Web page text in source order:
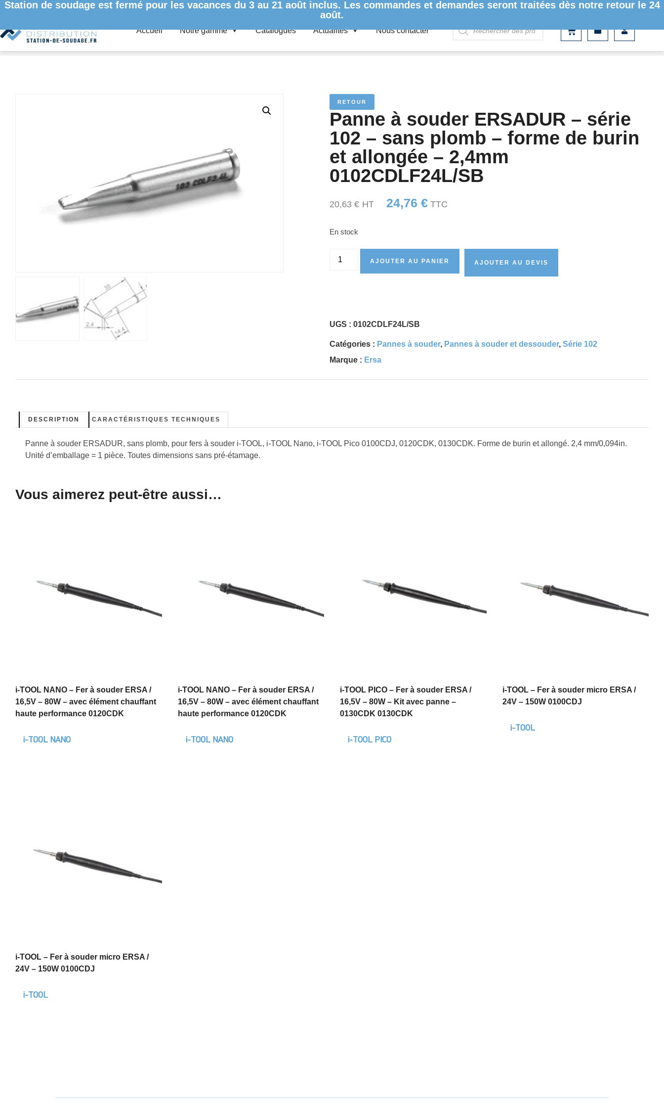
Station de soudage est fermé pour les vacances du 3 au 21 août inclus. Les commandes et demandes seront traitées dès notre retour le 24
août.
Accueil Notre gamme Catalogues Actualités Nous contacter
ACCUEIL/PANNES À SOUDER ET DESSOUDER PANNES À SOUDER SÉRIE 102
/ PANNE À SOUDER ERSADUR – SÉRIE 102 – SANS PLOMB – FORME DE BURIN ET ALLONGÉE – 2,4MM
0102CDLF24L/SB
RETOUR
Panne à souder ERSADUR – série
102 – sans plomb – forme de burin
et allongée – 2,4mm
0102CDLF24L/SB
20,63 € HT 24,76 €TTC
En stock
AJOUTER AU PANIER AJOUTER AU DEVIS
UGS : 0102CDLF24L/SB
Catégories : Pannes à souder, Pannes à souder et dessouder, Série 102
Marque : Ersa
DESCRIPTION CARACTÉRISTIQUES TECHNIQUES
Panne à souder ERSADUR, sans plomb, pour fers à souder i-TOOL, i-TOOL Nano, i-TOOL Pico 0100CDJ, 0120CDK, 0130CDK. Forme de burin et allongé. 2,4 mm/0,094in.
Unité d’emballage = 1 pièce. Toutes dimensions sans pré-étamage.
Vous aimerez peut-être aussi…
i-TOOL NANO – Fer à souder ERSA /
16,5V – 80W – avec élément chauffant
haute performance 0120CDK
i-TOOL NANO
i-TOOL NANO – Fer à souder ERSA /
16,5V – 80W – avec élément chauffant
haute performance 0120CDK
i-TOOL NANO
i-TOOL PICO – Fer à souder ERSA /
16,5V – 80W – Kit avec panne –
0130CDK 0130CDK
i-TOOL PICO
i-TOOL – Fer à souder micro ERSA /
24V – 150W 0100CDJ
i-TOOL
i-TOOL – Fer à souder micro ERSA /
24V – 150W 0100CDJ
i-TOOL